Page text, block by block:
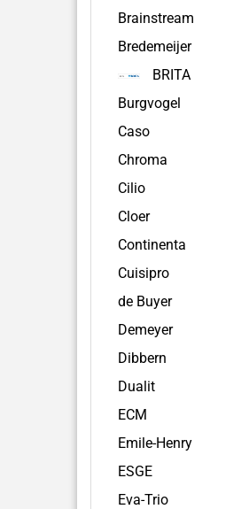
Brainstream
Bredemeijer
BRITA
Burgvogel
Caso
Chroma
Cilio
Cloer
Continenta
Cuisipro
de Buyer
Demeyer
Dibbern
Dualit
ECM
Emile-Henry
ESGE
Eva-Trio